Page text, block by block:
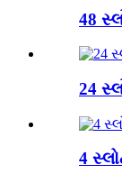
48
24
4